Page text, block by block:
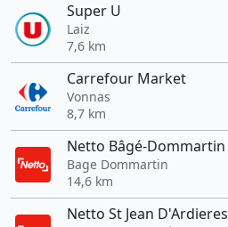
Super U
Laiz
7,6 km
Carrefour Market
Vonnas
8,7 km
Netto Bâgé-Dommartin
Bage Dommartin
14,6 km
Netto St Jean D'Ardieres